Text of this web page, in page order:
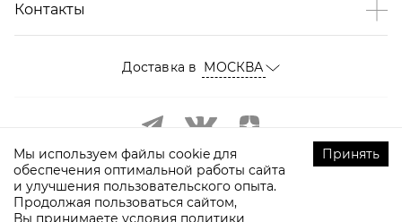
Контакты
Доставка в МОСКВА
Мы используем файлы cookie для
обеспечения оптимальной работы сайта
и улучшения пользовательского опыта.
Продолжая пользоваться сайтом,
Вы принимаете условия политики
Принять